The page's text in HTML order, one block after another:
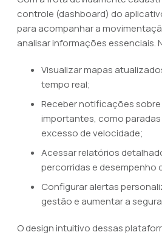
controle (dashboard) do
para acompanhar a
analisar informações essenciais.
Visualizar mapas
tempo real;
Receber notificações
importantes, como
excesso de velocidade;
Acessar relatórios
percorridas e desempenho
Configurar alertas
gestão e aumentar a
O design intuitivo dessas